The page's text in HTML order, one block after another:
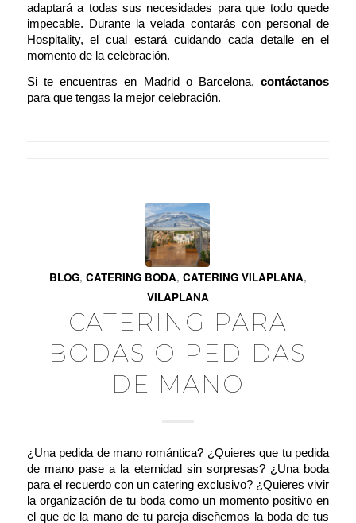
adaptará a todas sus necesidades para que todo quede
impecable. Durante la velada contarás con personal de
Hospitality, el cual estará cuidando cada detalle en el
momento de la celebración.
Si te encuentras en Madrid o Barcelona,contáctanos
para que tengas la mejor celebración.
BLOG, CATERING BODA, CATERING VILAPLANA,
VILAPLANA
CATERING PARA
BODAS O PEDIDAS
DE MANO
¿Una pedida de mano romántica? ¿Quieres que tu pedida
de mano pase a la eternidad sin sorpresas? ¿Una boda
para el recuerdo con un catering exclusivo? ¿Quieres vivir
la organización de tu boda como un momento positivo en
el que de la mano de tu pareja diseñemos la boda de tus